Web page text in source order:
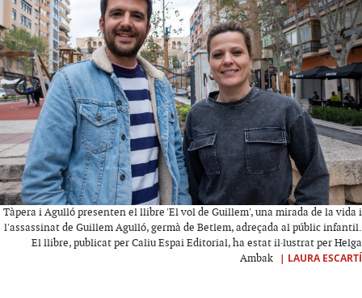
Tàpera i Agulló presenten el llibre 'El vol de Guillem', una mirada de la vida i
l'assassinat de Guillem Agulló, germà de Betlem, adreçada al públic infantil.
El llibre, publicat per Caliu Espai Editorial, ha estat il·lustrat per Helga
Ambak
| LAURA ESCARTÍ